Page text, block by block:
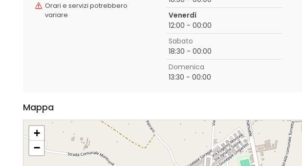
Orari e servizi potrebbero
variare
Venerdì
12:00 - 00:00
Sabato
18:30 - 00:00
Domenica
13:30 - 00:00
Mappa
+
−